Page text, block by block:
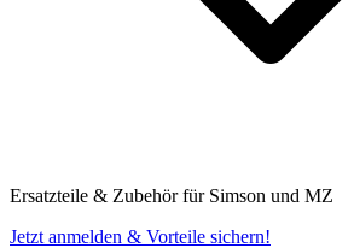
Ersatzteile & Zubehör für Simson und MZ
Jetzt anmelden & Vorteile sichern!